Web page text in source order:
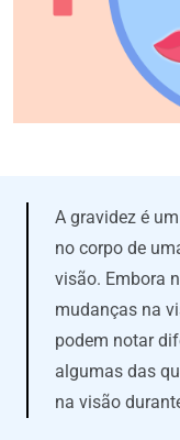
A gravidez é
no corpo de
visão. Embora
mudanças na
podem notar
algumas das
na visão